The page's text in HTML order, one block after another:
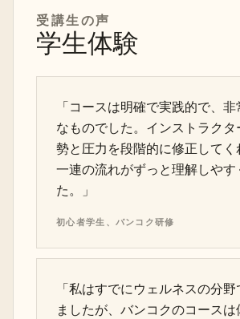
受講生の声
学生体験
「コースは明確で実践的で、
なものでした。インストラク
勢と圧力を段階的に修正してく
一連の流れがずっと理解しやす
た。」
初心者学生、バンコク研修
「私はすでにウェルネスの分
ましたが、バンコクのコース